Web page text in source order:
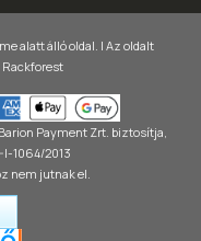
alatt álló oldal. | Az oldalt
Payment Zrt. biztosítja,
I-1064/2013
nem jutnak el.